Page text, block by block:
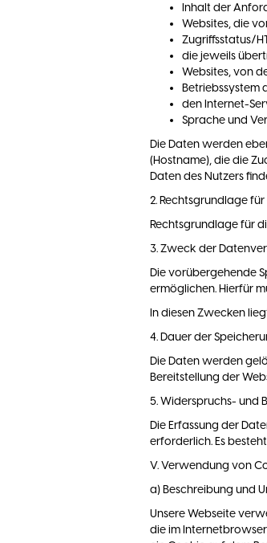
Inhalt der
Websites, die
Zugriffsstatus/
die jeweils
Websites, von
Betriebssystem
den Internet-
Sprache und
Die Daten werden
(Hostname), die die
Daten des Nutzers
2. Rechtsgrundlage
Rechtsgrundlage für
3. Zweck der
Die vorübergehende
ermöglichen. Hierfür
In diesen Zwecken
4. Dauer der
Die Daten werden
Bereitstellung der
5. Widerspruchs- und
Die Erfassung der
erforderlich. Es
V. Verwendung von
a) Beschreibung und
Unsere Webseite
die im